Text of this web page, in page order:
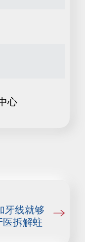
心
牙线就够
拆解蛀